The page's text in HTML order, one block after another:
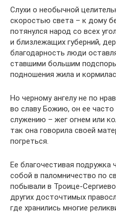
Слухи о необычной
скоростью света – к дому
потянулся народ со всех
и близлежащих губерний,
благодарность люди
ставшими большим
подношения жила и
Но черному ангелу не по
во славу Божию, он ее
служению – жег огнем или
так она говорила своей
погреться.
Ее благочестивая подружка
собой в паломничество по
побывали в Троице-
других досточтимых
где хранились многие